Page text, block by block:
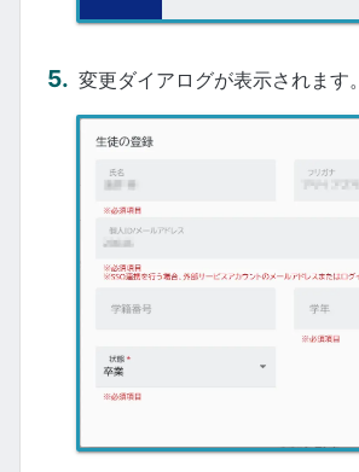
変更ダイアログが表示されます。